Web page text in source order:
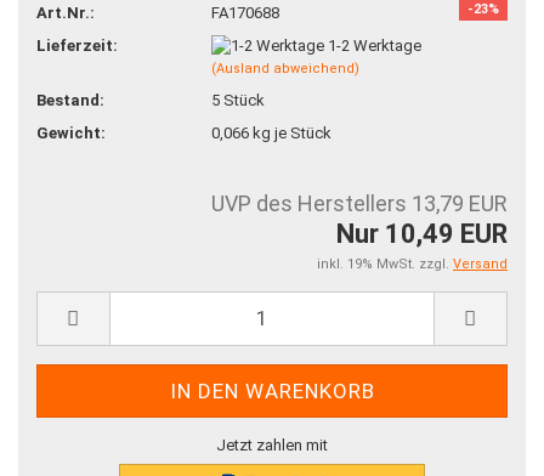
-23%
Art.Nr.:
FA170688
Lieferzeit:
1-2 Werktage
(Ausland abweichend)
Bestand: 5 Stück
Gewicht:
0,066 kg je Stück
UVP des Herstellers 13,79 EUR
Nur 10,49 EUR
inkl. 19% MwSt. zzgl. Versand
Jetzt zahlen mit